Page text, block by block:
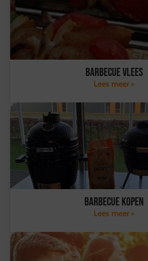
Barbecue vlees
Lees meer >
Barbecue kopen
Lees meer >